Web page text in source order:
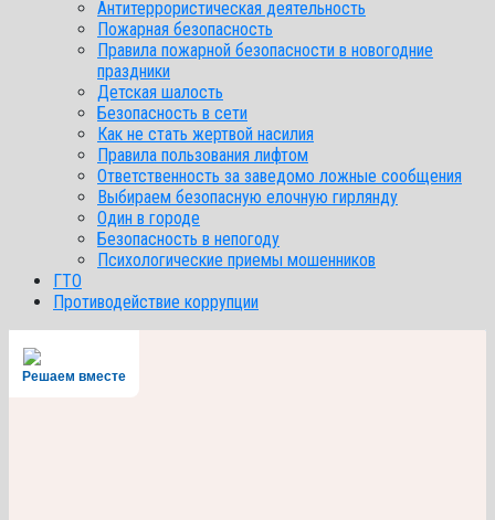
Антитеррористическая деятельность
Пожарная безопасность
Правила пожарной безопасности в новогодние
праздники
Детская шалость
Безопасность в сети
Как не стать жертвой насилия
Правила пользования лифтом
Ответственность за заведомо ложные сообщения
Выбираем безопасную елочную гирлянду
Один в городе
Безопасность в непогоду
Психологические приемы мошенников
ГТО
Противодействие коррупции
Решаем вместе